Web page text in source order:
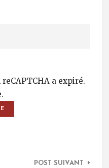
a expiré.
POST SUIVANT